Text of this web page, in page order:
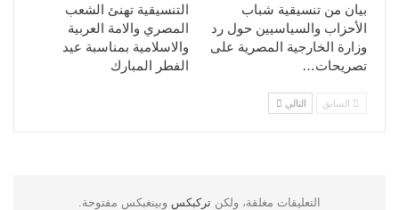
التنسيقية تهنئ الشعب
المصري والامة العربية
والاسلامية بمناسبة عيد
الفطر المبارك
بيان من تنسيقية شباب
الأحزاب والسياسيين حول رد
وزارة الخارجية المصرية على
تصريحات…
السابق التالي
التعليقات مغلقة، ولكن تركبكس وبينغبكس مفتوحة.